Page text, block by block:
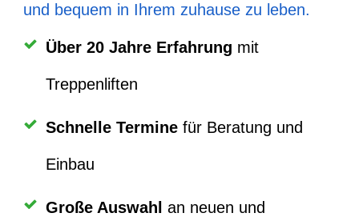
und bequem in Ihrem zuhause zu leben.
Über 20 Jahre Erfahrung mit
Treppenliften
Schnelle Termine für Beratung und
Einbau
Große Auswahl an neuen und